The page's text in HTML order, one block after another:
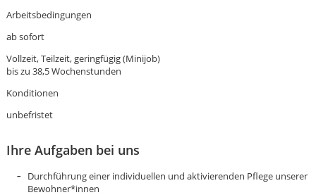
Arbeitsbedingungen
ab sofort
Vollzeit, Teilzeit, geringfügig (Minijob)
bis zu 38,5 Wochenstunden
Konditionen
unbefristet
Ihre Aufgaben bei uns
Durchführung einer individuellen und aktivierenden Pflege unserer
Bewohner*innen
Karte anzeigen